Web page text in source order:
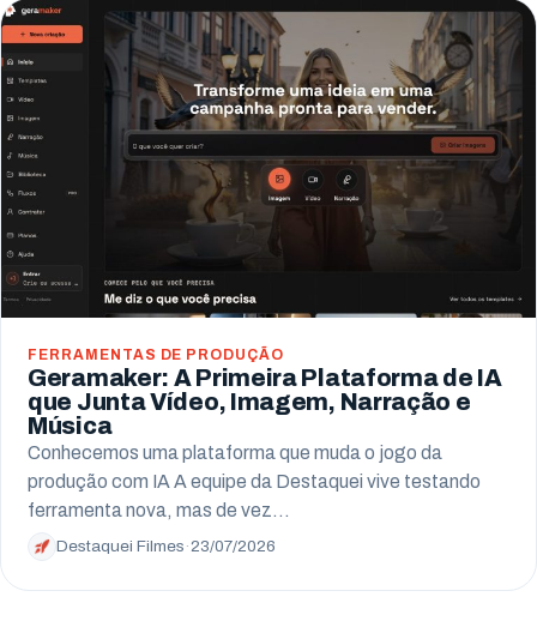
Araucária
Campo Largo
Pinhais
Almirante Tamandaré
Campo Mourão
FERRAMENTAS DE PRODUÇÃO
Geramaker: A Primeira Plataforma de IA
que Junta Vídeo, Imagem, Narração e
Música
Conhecemos uma plataforma que muda o jogo da
produção com IA A equipe da Destaquei vive testando
ferramenta nova, mas de vez…
Destaquei Filmes ·23/07/2026